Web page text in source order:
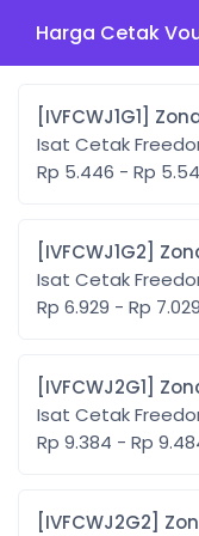
Isat Cetak
Rp 5.446 - Rp
Isat Cetak
Rp 6.929 - Rp 7.029
Isat Cetak
Rp 9.384 - Rp